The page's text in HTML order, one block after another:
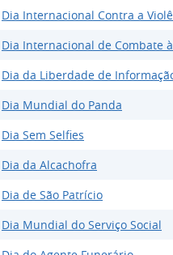
Dia Internacional Contra a
Dia Internacional de Combate
Dia da Liberdade de
Dia Mundial do Panda
Dia Sem Selfies
Dia da Alcachofra
Dia de São Patrício
Dia Mundial do Serviço Social